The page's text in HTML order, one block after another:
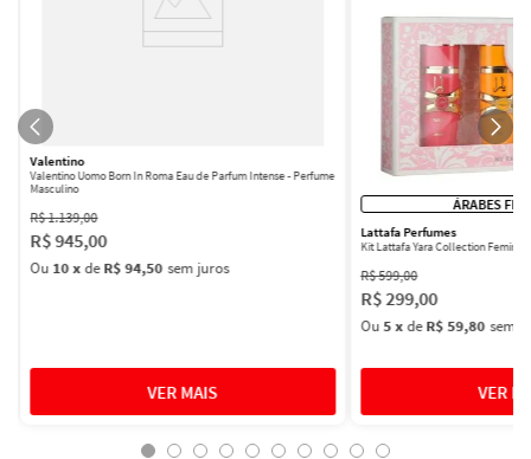
Valentino
Valentino Uomo Born In Roma Eau de Parfum Intense - Perfume
Masculino
R$1.139,00
R$945,00
Ou 10xdeR$ 94,50 sem juros
ÁRABES
Lattafa Perfumes
Kit Lattafa Yara Collection
R$599,00
R$299,00
Ou5xdeR$ 59,80 sem